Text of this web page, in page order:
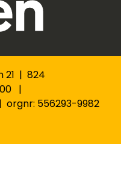
21 | 824
00 |
556293-9982